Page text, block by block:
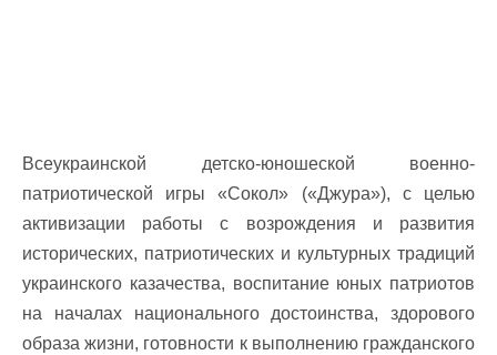
Всеукраинской детско-юношеской военно-
патриотической игры «Сокол» («Джура»), с целью
активизации работы с возрождения и развития
исторических, патриотических и культурных традиций
украинского казачества, воспитание юных патриотов
на началах национального достоинства, здорового
образа жизни, готовности к выполнению гражданского